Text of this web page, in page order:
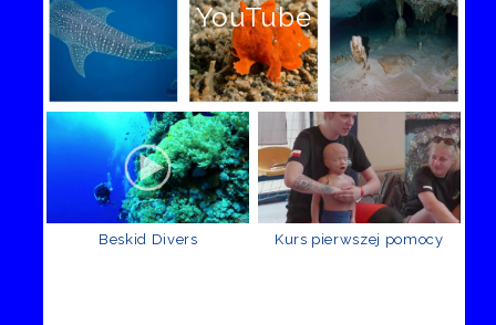
YouTube
Beskid Divers Kurs pierwszej pomocy